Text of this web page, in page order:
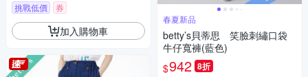
挑戰低價 券
加入購物車
春夏新品
betty’s貝蒂思 笑臉刺繡口袋
牛仔寬褲(藍色)
$942 8折